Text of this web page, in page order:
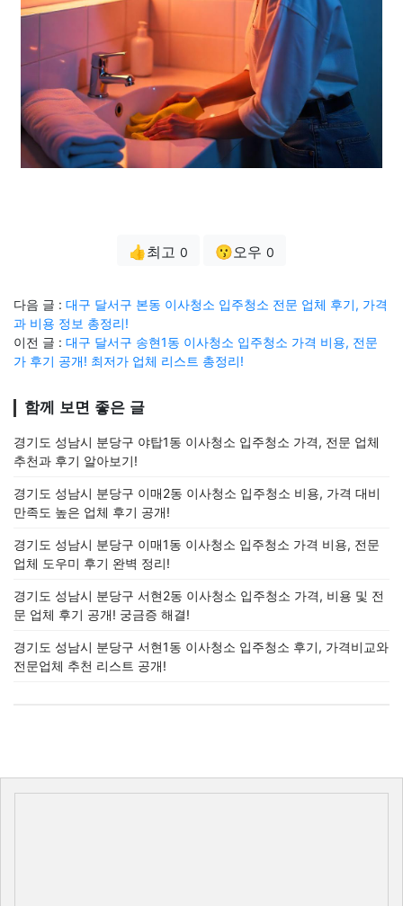
👍최고 0 😗오우 0
다음 글 : 대구 달서구 본동 이사청소 입주청소 전문 업체 후기, 가격
과 비용 정보 총정리!
이전 글 : 대구 달서구 송현1동 이사청소 입주청소 가격 비용, 전문
가 후기 공개! 최저가 업체 리스트 총정리!
함께 보면 좋은 글
경기도 성남시 분당구 야탑1동 이사청소 입주청소 가격, 전문 업체
추천과 후기 알아보기!
경기도 성남시 분당구 이매2동 이사청소 입주청소 비용, 가격 대비
만족도 높은 업체 후기 공개!
경기도 성남시 분당구 이매1동 이사청소 입주청소 가격 비용, 전문
업체 도우미 후기 완벽 정리!
경기도 성남시 분당구 서현2동 이사청소 입주청소 가격, 비용 및 전
문 업체 후기 공개! 궁금증 해결!
경기도 성남시 분당구 서현1동 이사청소 입주청소 후기, 가격비교와
전문업체 추천 리스트 공개!